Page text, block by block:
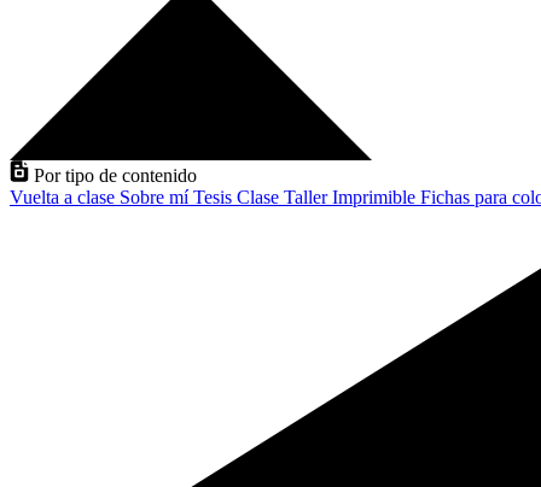
Por tipo de contenido
Vuelta a clase Sobre míTesis Clase TallerImprimible Fichas para